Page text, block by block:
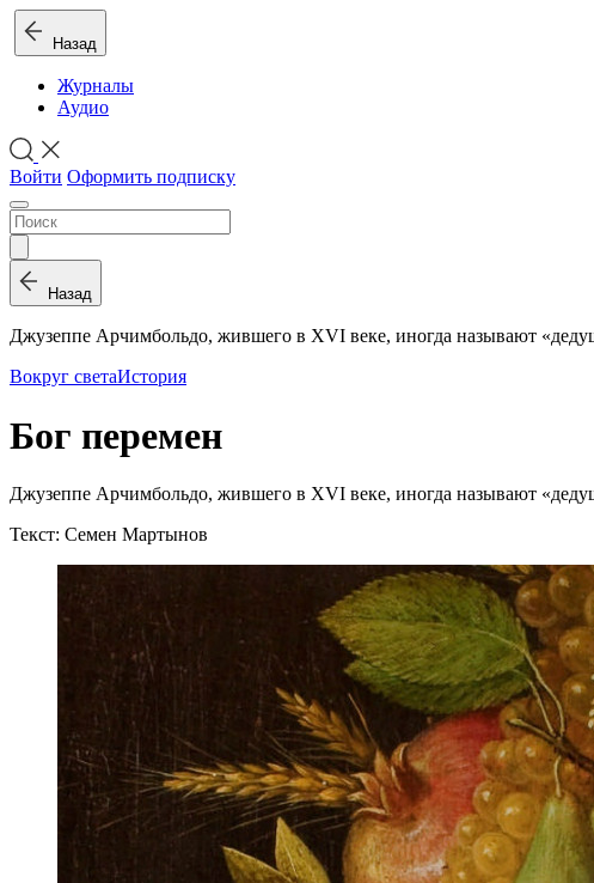
Назад
Журналы
Аудио
Войти Оформить подписку
Назад
Джузеппе Арчимбольдо, жившего в XVI веке, иногда называют
Вокруг светаИстория
Бог перемен
Джузеппе Арчимбольдо, жившего в XVI веке, иногда называют
Текст: Семен Мартынов